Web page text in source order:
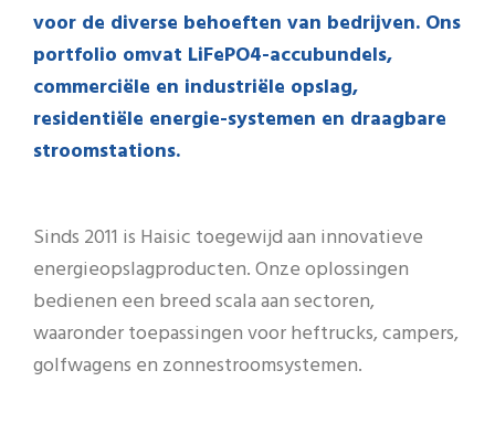
voor de diverse behoeften van bedrijven. Ons
portfolio omvat LiFePO4-accubundels,
commerciële en industriële opslag,
residentiële energie-systemen en draagbare
stroomstations.
Sinds 2011 is Haisic toegewijd aan innovatieve
energieopslagproducten. Onze oplossingen
bedienen een breed scala aan sectoren,
waaronder toepassingen voor heftrucks, campers,
golfwagens en zonnestroomsystemen.